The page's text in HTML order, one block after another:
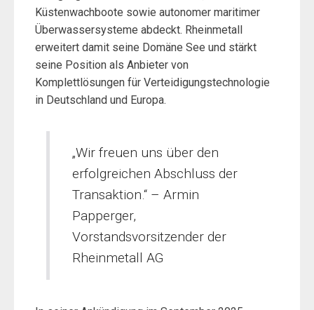
Küstenwachboote sowie autonomer maritimer
Überwassersysteme abdeckt. Rheinmetall
erweitert damit seine Domäne See und stärkt
seine Position als Anbieter von
Komplettlösungen für Verteidigungstechnologie
in Deutschland und Europa.
„Wir freuen uns über den
erfolgreichen Abschluss der
Transaktion.“ – Armin
Papperger,
Vorstandsvorsitzender der
Rheinmetall AG